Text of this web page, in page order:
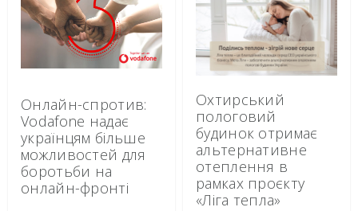
Онлайн-спротив:
Vodafone надає
українцям більше
можливостей для
боротьби на
онлайн-фронті
Охтирський
пологовий
будинок отримає
альтернативне
отеплення в
рамках проєкту
«Ліга тепла»